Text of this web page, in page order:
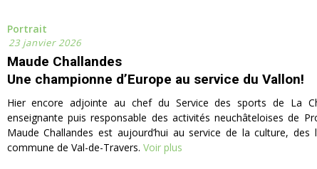
Portrait
23 janvier 2026
Maude Challandes
Une championne d’Europe au service du Vallon!
Hier encore adjointe au chef du Service des sports de La
enseignante puis responsable des activités neuchâteloises de
Maude Challandes est aujourd’hui au service de la culture,
commune de Val-de-Travers. Voir plus